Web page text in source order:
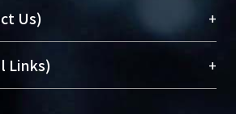
大學之列，為永久珍藏及向國際
究成果及學術能量，圖書館整合
與學術庫（AH）不同功能平
典藏NTU scholars。期能整合研
Us) +
Library)
員(Medical Library)
Links) +